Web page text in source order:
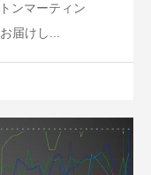
ンマーティン
届けし...